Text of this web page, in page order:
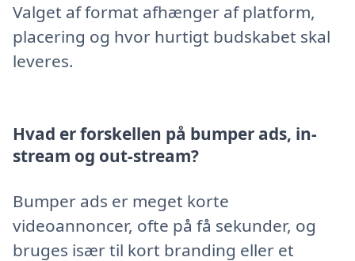
Valget af format afhænger af platform,
placering og hvor hurtigt budskabet skal
leveres.
Hvad er forskellen på bumper ads, in-
stream og out-stream?
Bumper ads er meget korte
videoannoncer, ofte på få sekunder, og
bruges især til kort branding eller et